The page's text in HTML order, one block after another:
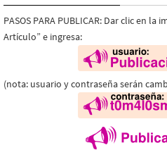
PASOS PARA PUBLICAR: Dar clic en
Artículo” e ingresa:
(nota: usuario y contraseña serán